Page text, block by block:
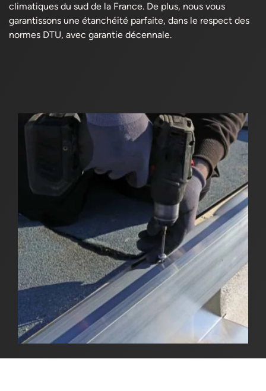
climatiques du sud de la France. De plus, nous vous
garantissons une étanchéité parfaite, dans le respect des
normes DTU, avec garantie décennale.